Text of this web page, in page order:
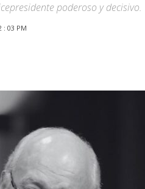
poderoso y decisivo.
03 PM